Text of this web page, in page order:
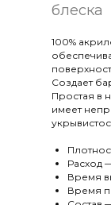
блеска
100%
Создает
Простая в
имеет
Расход
Время
Время